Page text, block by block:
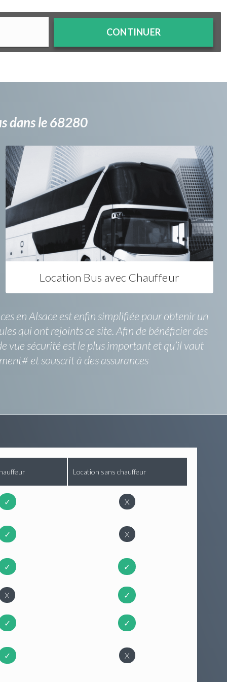
CONTINUER
dans le 68280
Location Bus avec Chauffeur
en Alsace est enfin simplifiée pour obtenir un
qui ont rejoints ce site. Afin de bénéficier des
vue sécurité est le plus important et qu’il vaut
et souscrit à des assurances
Location sans chauffeur
✓ X
✓ X
✓ ✓
X ✓
✓ ✓
✓ X